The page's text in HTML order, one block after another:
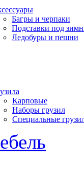
Багры и черпаки
Подставки под
Ледобуры и пешни
Карповые
Наборы грузил
Специальные